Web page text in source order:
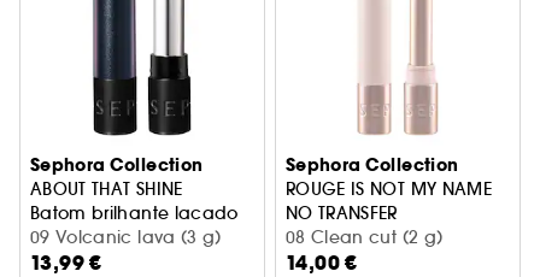
Sephora Collection
ABOUT THAT SHINE
Batom brilhante lacado
09 Volcanic lava (3 g)
13,99 €
Sephora Collection
ROUGE IS NOT MY NAME
NO TRANSFER
Batom mate sem
08 Clean cut (2 g)
14,00 €